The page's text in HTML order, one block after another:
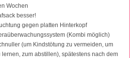
Wochen
besser!
gegen platten Hinterkopf
(Kombi möglich)
(um Kindstötung zu vermeiden, um
zum abstillen), spätestens nach dem